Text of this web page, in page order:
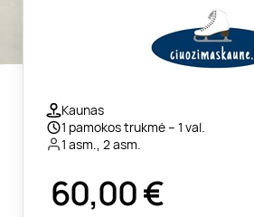
Kaunas
1 pamokos trukmė – 1 val.
1 asm., 2 asm.
60,00€